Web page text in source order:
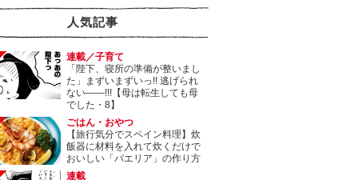
人気記事
連載／子育て
「陛下、寝所の準備が整いまし
た」まずいまずいっ!! 逃げられ
ない――!!!【母は転生しても母
でした・8】
ごはん・おやつ
【旅行気分でスペイン料理】炊
飯器に材料を入れて炊くだけで
おいしい「パエリア」の作り方
連載